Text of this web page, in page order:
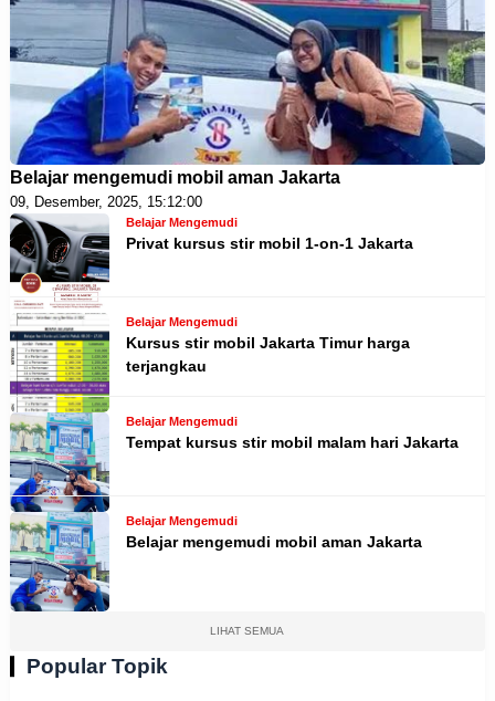
Belajar mengemudi mobil aman Jakarta
09, Desember, 2025, 15:12:00
Belajar Mengemudi
Privat kursus stir mobil 1-on-1 Jakarta
Belajar Mengemudi
Kursus stir mobil Jakarta Timur harga
terjangkau
Belajar Mengemudi
Tempat kursus stir mobil malam hari Jakarta
Belajar Mengemudi
Belajar mengemudi mobil aman Jakarta
LIHAT SEMUA
Popular Topik